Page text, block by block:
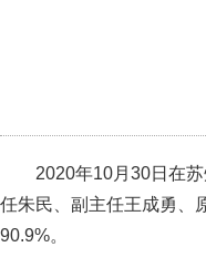
2020年10月30日在苏
任朱民、副主任王成勇、
90.9%。